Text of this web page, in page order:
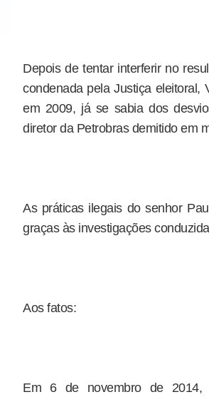
Depois de tentar interferir no
condenada pela Justiça eleitoral,
em 2009, já se sabia dos
diretor da Petrobras demitido em
As práticas ilegais do senhor
graças às investigações
Aos fatos:
Em 6 de novembro de 2014,